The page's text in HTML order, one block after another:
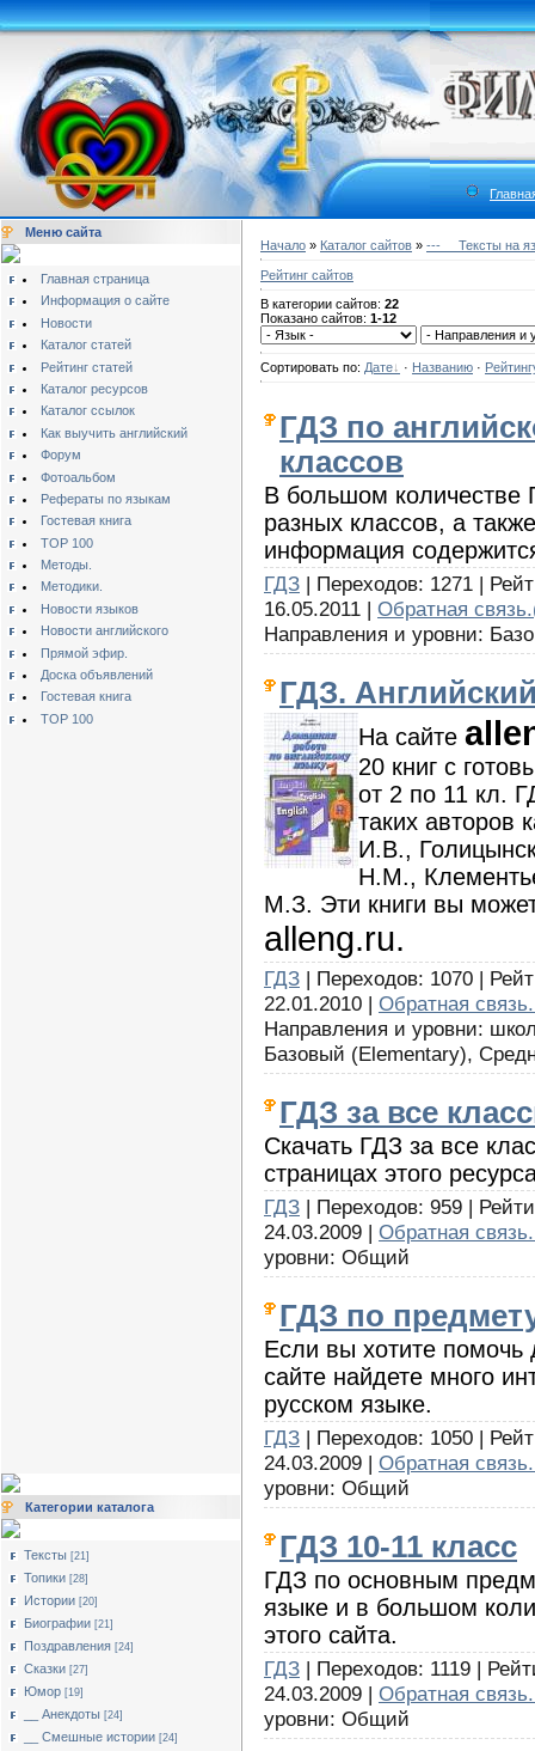
Меню сайта
Главная страница
Информация о сайте
Новости
Каталог статей
Рейтинг статей
Каталог ресурсов
Каталог ссылок
Как выучить английский
Форум
Фотоальбом
Рефераты по языкам
Гостевая книга
TOP 100
Методы.
Методики.
Новости языков
Новости английского
Прямой эфир.
Доска объявлений
Гостевая книга
TOP 100
Категории каталога
Тексты [21]
Топики [28]
Истории [20]
Биографии [21]
Поздравления [24]
Сказки [27]
Юмор [19]
__ Анекдоты [24]
__ Смешные истории [24]
Начало » Каталог сайтов » ---__ Тексты на
Рейтинг сайтов
В категории сайтов: 22
Показано сайтов: 1-12
Сортировать по: Дате · Названию ·
ГДЗ по
классов
В большом количестве
разных классов, а
информация
ГДЗ | Переходов: 1271 |
16.05.2011 | Обратная
Направления и уровни:
ГДЗ.
На сайте
20 книг с
от 2 по 11 кл.
таких авторов
И.В.,
Н.М.,
М.З. Эти книги вы
alleng.ru.
ГДЗ | Переходов: 1070 |
22.01.2010 | Обратная
Направления и уровни:
Базовый (Elementary),
ГДЗ за все
Скачать ГДЗ за все
страницах этого
ГДЗ | Переходов: 959 |
24.03.2009 | Обратная
уровни: Общий
ГДЗ по
Если вы хотите
сайте найдете много
русском языке.
ГДЗ | Переходов: 1050 |
24.03.2009 | Обратная
уровни: Общий
ГДЗ 10-11 класс
ГДЗ по основным
языке и в большом
этого сайта.
ГДЗ | Переходов: 1119 |
24.03.2009 | Обратная
уровни: Общий